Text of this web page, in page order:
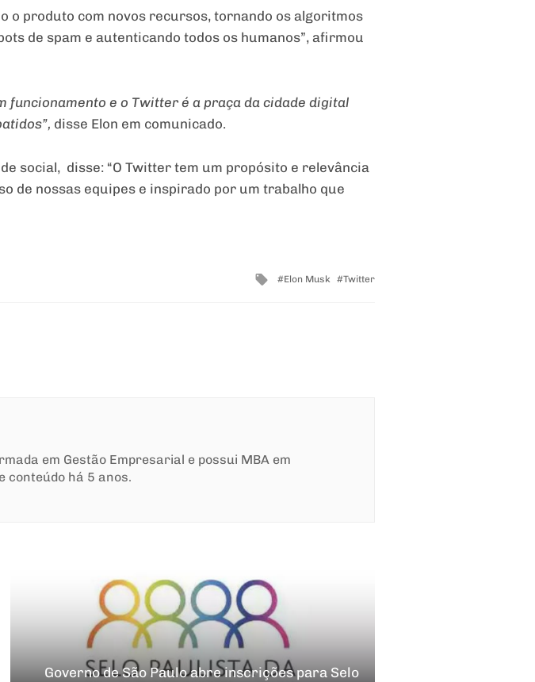
o produto com novos recursos, tornando os algoritmos
de spam e autenticando todos os humanos”, afirmou
funcionamento e o Twitter é a praça da cidade digital
disse Elon em comunicado.
social, disse: “O Twitter tem um propósito e relevância
de nossas equipes e inspirado por um trabalho que
Tagged
Elon Musk Twitter
em Gestão Empresarial e possui MBA em
conteúdo há 5 anos.
Governo de São Paulo abre inscrições para Selo